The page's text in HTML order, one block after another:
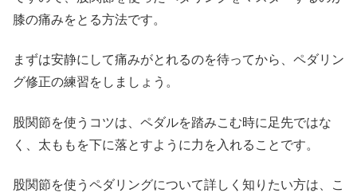
膝の痛みをとる方法です。
まずは安静にして痛みがとれるのを待ってから、ペダリン
グ修正の練習をしましょう。
股関節を使うコツは、ペダルを踏みこむ時に足先ではな
く、太ももを下に落とすように力を入れることです。
股関節を使うペダリングについて詳しく知りたい方は、こ